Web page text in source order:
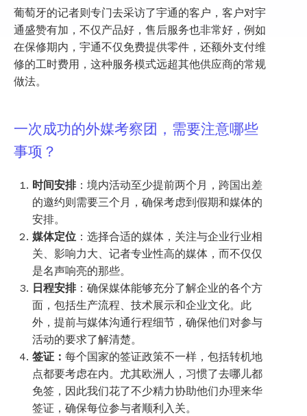
葡萄牙的记者则专门去采访了宇通的客户，客户对宇
通盛赞有加，不仅产品好，售后服务也非常好，例如
在保修期内，宇通不仅免费提供零件，还额外支付维
修的工时费用，这种服务模式远超其他供应商的常规
做法。
一次成功的外媒考察团，需要注意哪些
事项？
时间安排：境内活动至少提前两个月，跨国出差
的邀约则需要三个月，确保考虑到假期和媒体的
安排。
媒体定位 ：选择合适的媒体，关注与企业行业相
关、影响力大、记者专业性高的媒体，而不仅仅
是名声响亮的那些。
日程安排：确保媒体能够充分了解企业的各个方
面，包括生产流程、技术展示和企业文化。此
外，提前与媒体沟通行程细节，确保他们对参与
活动的要求了解清楚。
签证：每个国家的签证政策不一样，包括转机地
点都要考虑在内。尤其欧洲人，习惯了去哪儿都
免签，因此我们花了不少精力协助他们办理来华
签证，确保每位参与者顺利入关。